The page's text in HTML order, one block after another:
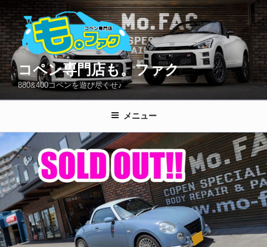
ン
テ
ン
ツ
へ
プ
コペン専門店も。ファク
880&400コペンを遊び尽くせ♪
メニュー